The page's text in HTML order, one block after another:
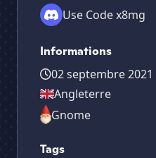
Use Code x8mg
Informations
02 septembre 2021
Angleterre
Gnome
Tags